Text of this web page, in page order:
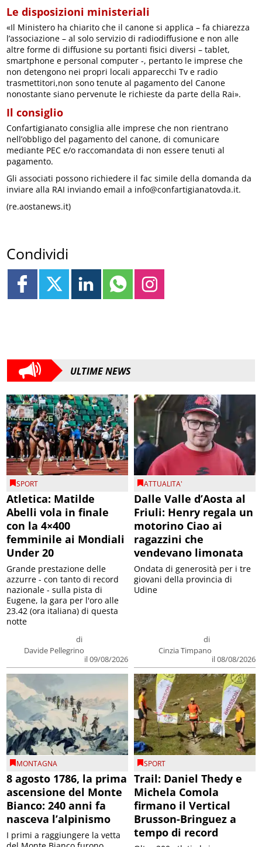
Le disposizioni ministeriali
«Il Ministero ha chiarito che il canone si applica – fa chiarezza
l’associazione – al solo servizio di radiodiffusione e non alle
altre forme di diffusione su portanti fisici diversi – tablet,
smartphone e personal computer -, pertanto le imprese che
non detengono nei propri locali apparecchi Tv e radio
trasmettitori,non sono tenute al pagamento del Canone
nonostante siano pervenute le richieste da parte della Rai».
Il consiglio
Confartigianato consiglia alle imprese che non rientrano
nell’obbligo del pagamento del canone, di comunicare
mediante PEC e/o raccomandata di non essere tenuti al
pagamento.
Gli associati possono richiedere il fac simile della domanda da
inviare alla RAI inviando email a info@confartigianatovda.it.
(re.aostanews.it)
Condividi
ULTIME NEWS
SPORT
Atletica: Matilde
Abelli vola in finale
con la 4×400
femminile ai Mondiali
Under 20
di
Davide Pellegrino
il 09/08/2026
Grande prestazione delle
azzurre - con tanto di record
nazionale - sulla pista di
Eugene, la gara per l'oro alle
23.42 (ora italiana) di questa
notte
ATTUALITA'
Dalle Valle d’Aosta al
Friuli: Henry regala un
motorino Ciao ai
ragazzini che
vendevano limonata
di
Cinzia Timpano
il 08/08/2026
Ondata di generosità per i tre
giovani della provincia di
Udine
MONTAGNA
8 agosto 1786, la prima
ascensione del Monte
Bianco: 240 anni fa
nasceva l’alpinismo
I primi a raggiungere la vetta
SPORT
Trail: Daniel Thedy e
Michela Comola
firmano il Vertical
Brusson-Bringuez a
tempo di record